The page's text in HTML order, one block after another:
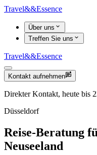
Travel&&Essence
Über uns
Treffen Sie uns
Travel&&Essence
Kontakt aufnehmen
Direkter Kontakt, heute bis
Düsseldorf
Reise-Beratung
Neuseeland